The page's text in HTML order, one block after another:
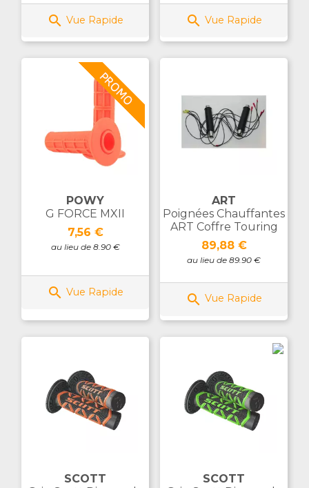
 Vue Rapide  Vue Rapide
POWY
G FORCE MXII
Prix
7,56 €
au lieu de 8.90 €
 Vue Rapide
ART
Poignées Chauffantes
ART Coffre Touring
Prix
89,88 €
au lieu de 89.90 €
 Vue Rapide
SCOTT
SCOTT